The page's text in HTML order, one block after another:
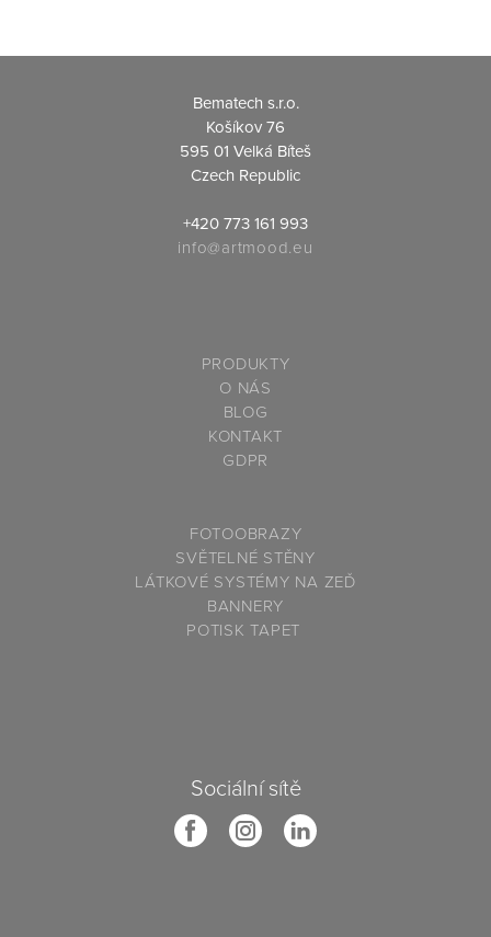
Bematech s.r.o.
Košíkov 76
595 01 Velká Bíteš
Czech Republic
+420 773 161 993
info@artmood.eu
PRODUKTY
O NÁS
BLOG
KONTAKT
GDPR
FOTOOBRAZY
SVĚTELNÉ STĚNY
LÁTKOVÉ SYSTÉMY NA ZEĎ
BANNERY
POTISK TAPET
Sociální sítě